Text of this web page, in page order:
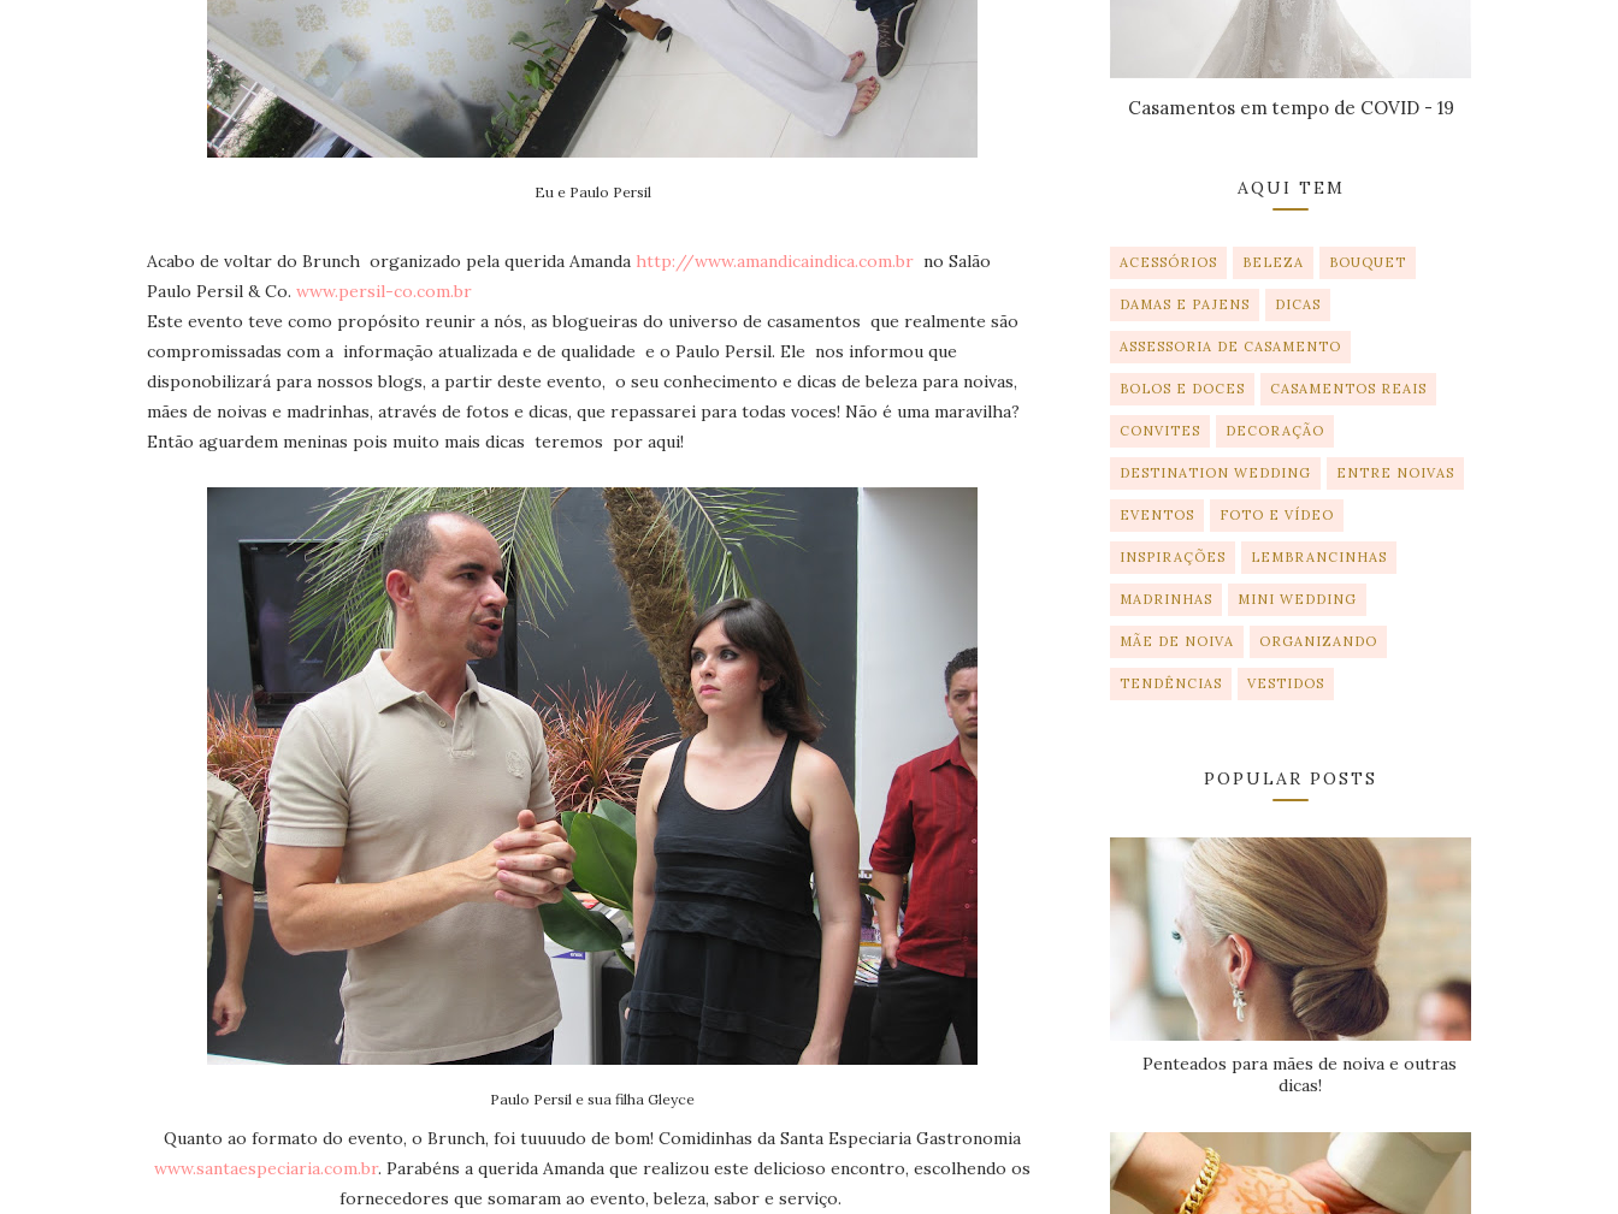
Eu e Paulo Persil
Acabo de voltar do Brunch organizado pela querida Amanda http://www.amandicaindica.com.br no Salão
Paulo Persil & Co. www.persil-co.com.br
Este evento teve como propósito reunir a nós, as blogueiras do universo de casamentos que realmente são
compromissadas com a informação atualizada e de qualidade e o Paulo Persil. Ele nos informou que
disponobilizará para nossos blogs, a partir deste evento, o seu conhecimento e dicas de beleza para noivas,
mães de noivas e madrinhas, através de fotos e dicas, que repassarei para todas voces! Não é uma maravilha?
Então aguardem meninas pois muito mais dicas teremos por aqui!
Paulo Persil e sua filha Gleyce
Quanto ao formato do evento, o Brunch, foi tuuuudo de bom! Comidinhas da Santa Especiaria Gastronomia
www.santaespeciaria.com.br. Parabéns a querida Amanda que realizou este delicioso encontro, escolhendo os
fornecedores que somaram ao evento, beleza, sabor e serviço.
Casamentos em tempo de COVID - 19
AQUI TEM
ACESSÓRIOS BELEZA BOUQUET
DAMAS E PAJENS DICAS
ASSESSORIA DE CASAMENTO
BOLOS E DOCES CASAMENTOS REAIS
CONVITES DECORAÇÃO
DESTINATION WEDDING ENTRE NOIVAS
EVENTOS FOTO E VÍDEO
INSPIRAÇÕES LEMBRANCINHAS
MADRINHAS MINI WEDDING
MÃE DE NOIVA ORGANIZANDO
TENDÊNCIAS VESTIDOS
POPULAR POSTS
Penteados para mães de noiva e outras
dicas!